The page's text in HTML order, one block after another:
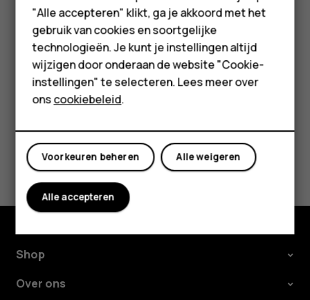
HMD Terra M
Voor bedrijven
Tablets
Shop
Mijn account
regelgeving. Wanneer dit is toegestaan, kunt u verbinding
maken met een Wifi-netwerk om bijvoorbeeld op internet
te surfen, of kunt u in de vliegtuigmodus delen via
Bluetooth inschakelen.
Was deze informatie nuttig?
Ja Nee
Shop
Over ons
"Alle accepteren" klikt, ga je akkoord met het
gebruik van cookies en soortgelijke
technologieën. Je kunt je instellingen altijd
wijzigen door onderaan de website "Cookie-
instellingen" te selecteren. Lees meer over
onscookiebeleid.
Alle weigeren
Voorkeuren beheren
Alle accepteren